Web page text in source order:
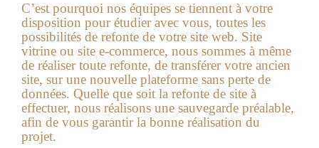
C’est pourquoi nos équipes se tiennent à votre
disposition pour étudier avec vous, toutes les
possibilités de refonte de votre site web. Site
vitrine ou site e-commerce, nous sommes à même
de réaliser toute refonte, de transférer votre ancien
site, sur une nouvelle plateforme sans perte de
données. Quelle que soit la refonte de site à
effectuer, nous réalisons une sauvegarde préalable,
afin de vous garantir la bonne réalisation du
projet.